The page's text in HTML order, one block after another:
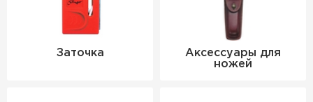
Заточка
Аксессуары для
ножей